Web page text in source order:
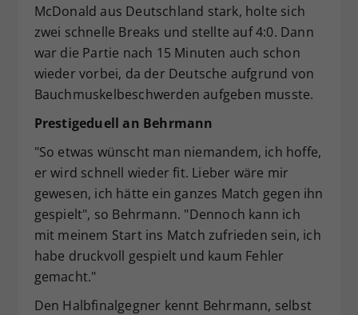
McDonald aus Deutschland stark, holte sich
zwei schnelle Breaks und stellte auf 4:0. Dann
war die Partie nach 15 Minuten auch schon
wieder vorbei, da der Deutsche aufgrund von
Bauchmuskelbeschwerden aufgeben musste.
Prestigeduell an Behrmann
"So etwas wünscht man niemandem, ich hoffe,
er wird schnell wieder fit. Lieber wäre mir
gewesen, ich hätte ein ganzes Match gegen ihn
gespielt", so Behrmann. "Dennoch kann ich
mit meinem Start ins Match zufrieden sein, ich
habe druckvoll gespielt und kaum Fehler
gemacht."
Den Halbfinalgegner kennt Behrmann, selbst